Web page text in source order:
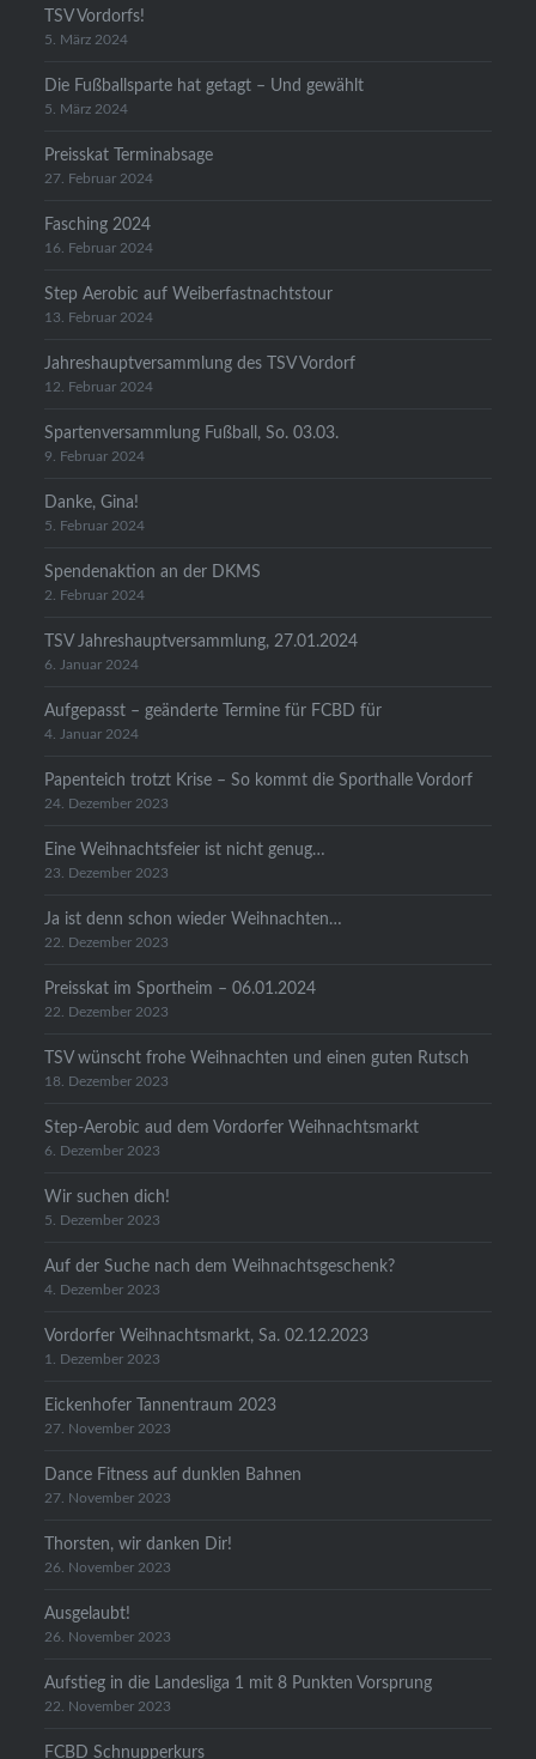
TSV Vordorfs!
5. März 2024
Die Fußballsparte hat getagt – Und gewählt
5. März 2024
Preisskat Terminabsage
27. Februar 2024
Fasching 2024
16. Februar 2024
Step Aerobic auf Weiberfastnachtstour
13. Februar 2024
Jahreshauptversammlung des TSV Vordorf
12. Februar 2024
Spartenversammlung Fußball, So. 03.03.
9. Februar 2024
Danke, Gina!
5. Februar 2024
Spendenaktion an der DKMS
2. Februar 2024
TSV Jahreshauptversammlung, 27.01.2024
6. Januar 2024
Aufgepasst – geänderte Termine für FCBD für
4. Januar 2024
Papenteich trotzt Krise – So kommt die Sporthalle Vordorf
24. Dezember 2023
Eine Weihnachtsfeier ist nicht genug…
23. Dezember 2023
Ja ist denn schon wieder Weihnachten…
22. Dezember 2023
Preisskat im Sportheim – 06.01.2024
22. Dezember 2023
TSV wünscht frohe Weihnachten und einen guten Rutsch
18. Dezember 2023
Step-Aerobic aud dem Vordorfer Weihnachtsmarkt
6. Dezember 2023
Wir suchen dich!
5. Dezember 2023
Auf der Suche nach dem Weihnachtsgeschenk?
4. Dezember 2023
Vordorfer Weihnachtsmarkt, Sa. 02.12.2023
1. Dezember 2023
Eickenhofer Tannentraum 2023
27. November 2023
Dance Fitness auf dunklen Bahnen
27. November 2023
Thorsten, wir danken Dir!
26. November 2023
Ausgelaubt!
26. November 2023
Aufstieg in die Landesliga 1 mit 8 Punkten Vorsprung
22. November 2023
FCBD Schnupperkurs